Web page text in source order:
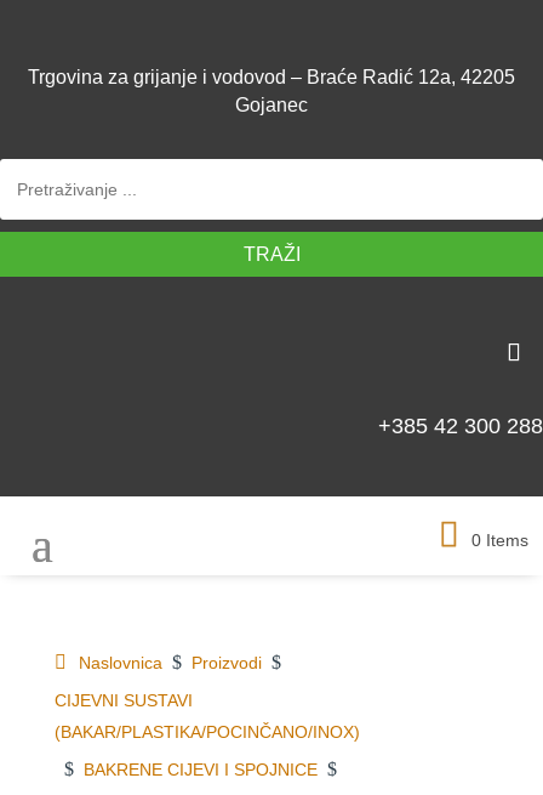
Trgovina za grijanje i vodovod – Braće Radić 12a, 42205
Gojanec
TRAŽI
+385 42 300 288
0 Items
Naslovnica $ Proizvodi $
CIJEVNI SUSTAVI
(BAKAR/PLASTIKA/POCINČANO/INOX)
$ BAKRENE CIJEVI I SPOJNICE $